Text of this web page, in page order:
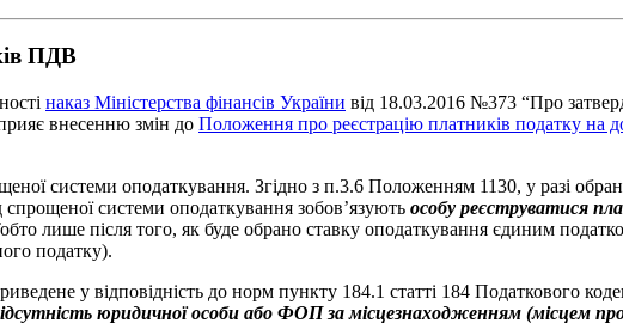
ПДВ
наказ Міністерства фінансів України від 18.03.2016 №373 “Про
внесенню змін до Положення про реєстрацію платників податку на
системи оподаткування. Згідно з п.3.6 Положенням 1130, у разі
системи оподаткування зобов’язують особу реєструватися
лише після того, як буде обрано ставку оподаткування єдиним
податку).
у відповідність до норм пункту 184.1 статті 184 Податкового
юридичної особи або ФОПза місцезнаходженням (місцем